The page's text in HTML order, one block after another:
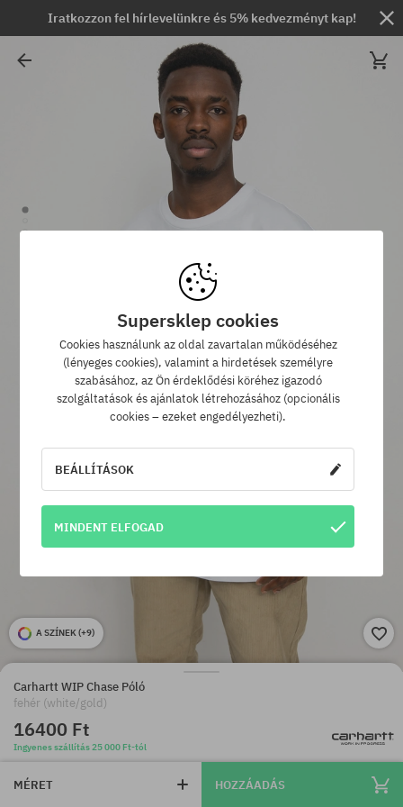
Iratkozzon fel hírlevelünkre és 5% kedvezményt kap!
A SZÍNEK (+9)
Carhartt WIP Chase Póló
fehér (white/gold)
16400 Ft
Ingyenes szállítás 25 000 Ft-tól
MÉRET HOZZÁADÁS
Supersklep cookies
Cookies használunk az oldal zavartalan működéséhez
(lényeges cookies), valamint a hirdetések személyre
szabásához, az Ön érdeklődési köréhez igazodó
szolgáltatások és ajánlatok létrehozásához (opcionális
cookies – ezeket engedélyezheti).
BEÁLLÍTÁSOK
MINDENT ELFOGAD